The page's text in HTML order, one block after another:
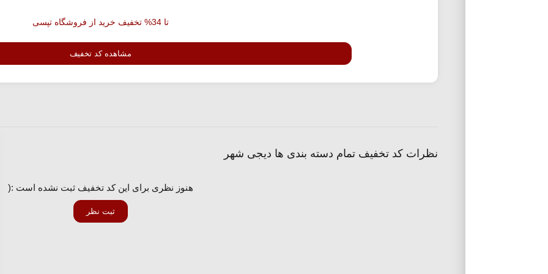
تا 34% تخفیف خرید از فروشگاه تپسی
مشاهده کد تخفیف
نظرات کد تخفیف تمام دسته بندی ها دیجی شهر
هنوز نظری برای این کد تخفیف ثبت نشده است :(
ثبت نظر